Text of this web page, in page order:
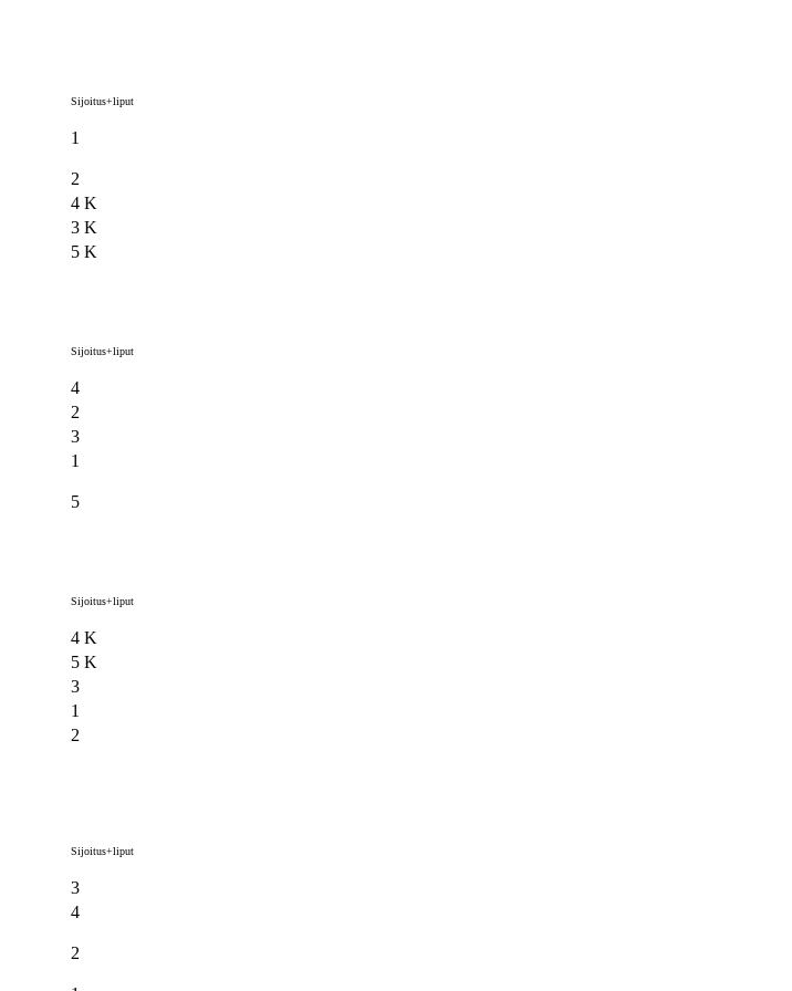
Sijoitus+liput
1
2
4 K
3 K
5 K
Sijoitus+liput
4
2
3
1
5
Sijoitus+liput
4 K
5 K
3
1
2
Sijoitus+liput
3
4
2